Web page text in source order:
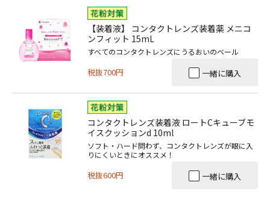
【装着液】 コンタクトレンズ装着薬 メニコ
ンフィット 15mL
すべてのコンタクトレンズにうるおいのベール
税抜700円 一緒に購入
コンタクトレンズ装着液 ロートCキューブモ
イスクッションd 10ml
ソフト・ハード問わず、コンタクトレンズが眼に入
りにくいときにオススメ！
税抜600円 一緒に購入